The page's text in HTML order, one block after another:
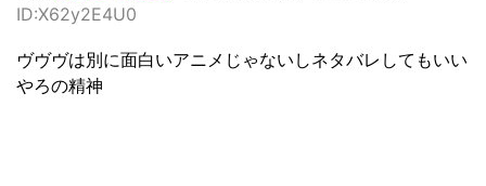
ID:X62y2E4U0
ヴヴヴは別に面白いアニメじゃないしネタバレしてもいい
やろの精神